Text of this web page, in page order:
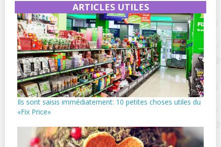
ARTICLES UTILES
Ils sont saisis immédiatement: 10 petites choses utiles du
«Fix Price»